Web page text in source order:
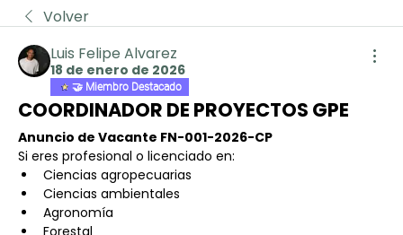
Volver
Luis Felipe Alvarez
18 de enero de 2026
🤝 Miembro Destacado
COORDINADOR DE PROYECTOS GPE
Anuncio de Vacante FN-001-2026-CP
Si eres profesional o licenciado en:
Ciencias agropecuarias
Ciencias ambientales
Agronomía
Forestal